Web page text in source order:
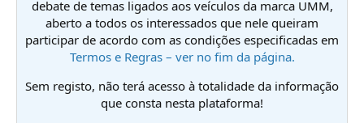
debate de temas ligados aos veículos da marca UMM,
aberto a todos os interessados que nele queiram
participar de acordo com as condições especificadas em
Termos e Regras – ver no fim da página.
Sem registo, não terá acesso à totalidade da informação
que consta nesta plataforma!